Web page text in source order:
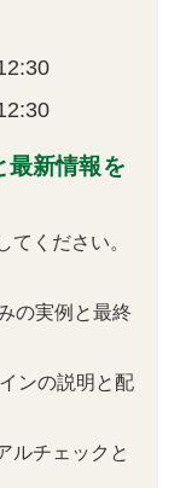
最新情報を
ください。
の実例と最終
ンの説明と配
ルチェックと